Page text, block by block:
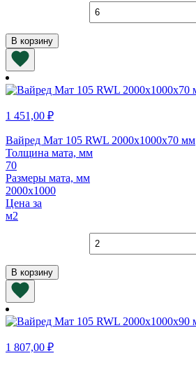
Количество
товара
мм
В корзину
1 451,00 ₽
Вайред Мат 105 RWL 2000х1000х70 мм
Толщина мата, мм
70
Размеры мата, мм
2000х1000
Цена за
м2
Количество
товара
мм
В корзину
1 807,00 ₽